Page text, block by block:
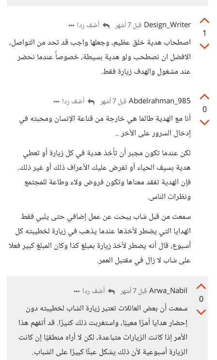
1
Design_Writer قبل 7 أشهر أضف ردا
اصطحاب هدية خلق عظيم، وجعلها واجب قد تحد من التواصل،
الافضل ان نصطحب ولو هدية بسيطة، خصوصاً عندما نحضر
عند مشغول والهدف زيارة فقط.
0
Abdelrahman_985 قبل 7 أشهر أضف ردا
أنا مع الهدية طالما هي خارجة من قناعة الإنسان ومحبته في
إدخال السرور على الآخر ..
لكن عندما تكون مجبر أن تأخذ هدية في كل زيارة أو تعطي
هدية بسيف الحياء أو تفرض عليك الأعراف ذلك أو غير ذلك.
فإن الهدية تفقد معناها وتكون فروض ولاء وطاعة للمجتمع
ونظرات الناس.
سمعت من قبل شاب يبحث عن عمل إضافي حتى يلبي فقط
الهدايا التي يضطر لأخذها عندما يذهب في زيارة لخطيبته كل
أسبوع، قال أنه يضطر لأخذ زيارة بمبلغ كذا وكان المبلغ كبير فعلا
على شاب لا زال في مقتبل العمر.
0
Arwa_Nabil قبل 7 أشهر أضف ردا
سمعت أن بعض العائلات تعتبر زيارة الشاب لخطيبته دون
إحضار هدايا أمرًا معيبًا، واستغربت ذلك كثيرًا. قد أتفهم هذا
الأمر إذا كانت الزيارات متباعدة، لكن لا أراه منطقيًا إن كانت
الزيارة أسبوعية لأن ذلك يشكل عبئًا كبيرًا على الشباب.